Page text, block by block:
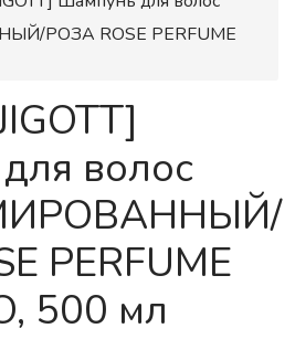
РОЗА ROSE PERFUME
волос
PERFUME
500 мл